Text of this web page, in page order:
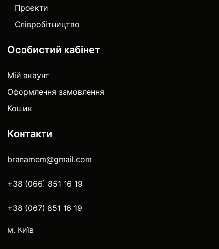
Проєкти
Співробітництво
Особистий кабінет
Мій акаунт
Оформлення замовлення
Кошик
Контакти
branamem@gmail.com
+38 (066) 851 16 19
+38 (067) 851 16 19
м. Київ